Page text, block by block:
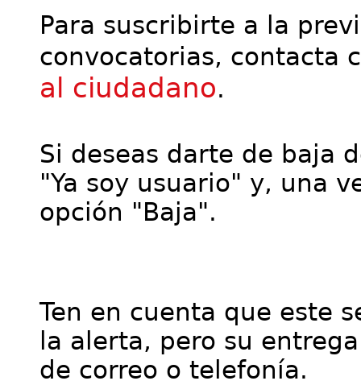
Para suscribirte a la
convocatorias, contacta
al ciudadano.
Si deseas darte de baja
"Ya soy usuario" y, una
opción "Baja".
Ten en cuenta que este
la alerta, pero su
de correo o telefonía.